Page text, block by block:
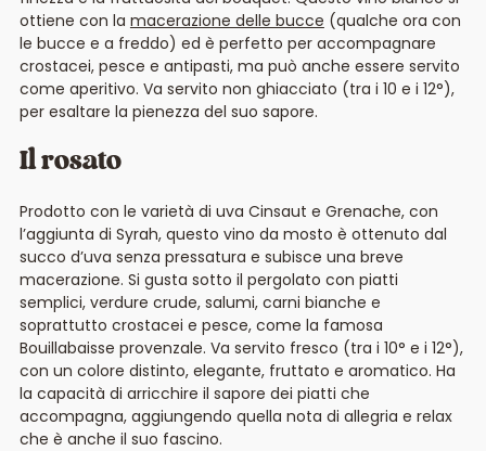
ottiene con la macerazione delle bucce (qualche ora con
le bucce e a freddo) ed è perfetto per accompagnare
crostacei, pesce e antipasti, ma può anche essere servito
come aperitivo. Va servito non ghiacciato (tra i 10 e i 12°),
per esaltare la pienezza del suo sapore.
Il rosato
Prodotto con le varietà di uva Cinsaut e Grenache, con
l’aggiunta di Syrah, questo vino da mosto è ottenuto dal
succo d’uva senza pressatura e subisce una breve
macerazione. Si gusta sotto il pergolato con piatti
semplici, verdure crude, salumi, carni bianche e
soprattutto crostacei e pesce, come la famosa
Bouillabaisse provenzale. Va servito fresco (tra i 10° e i 12°),
con un colore distinto, elegante, fruttato e aromatico. Ha
la capacità di arricchire il sapore dei piatti che
accompagna, aggiungendo quella nota di allegria e relax
che è anche il suo fascino.